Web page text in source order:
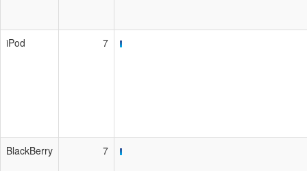
iPod 7
BlackBerry 7